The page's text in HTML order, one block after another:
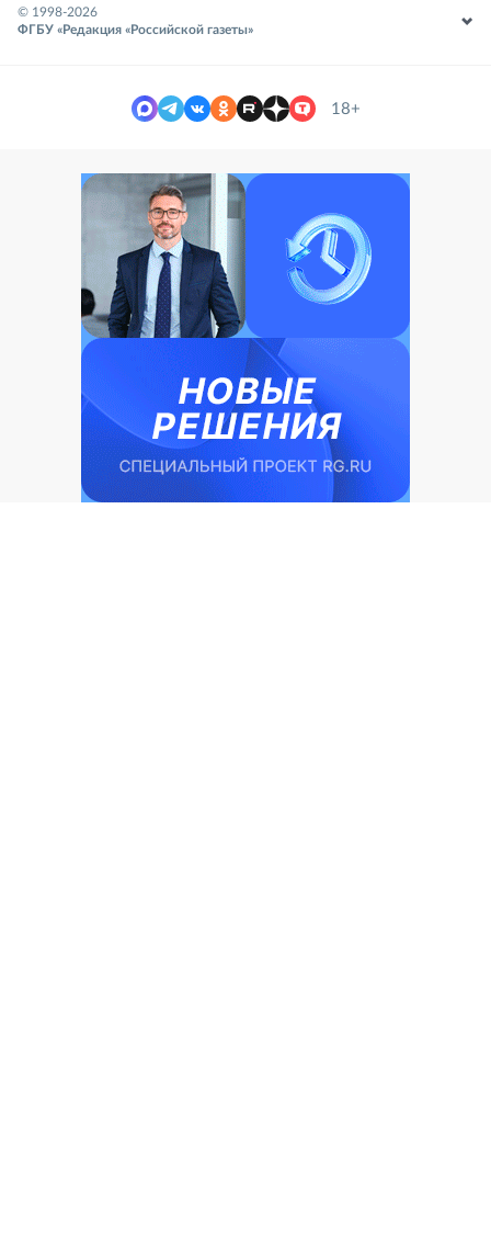
© 1998-2026
ФГБУ «Редакция «Российской газеты»
18+